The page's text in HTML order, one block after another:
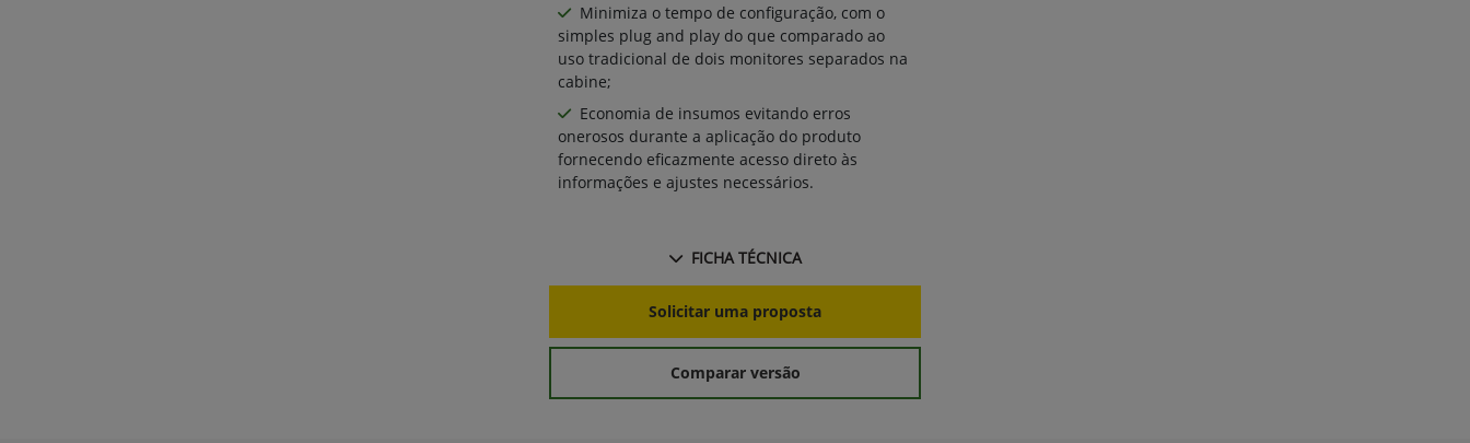
Minimiza o tempo de configuração, com o
simples plug and play do que comparado ao
uso tradicional de dois monitores separados na
cabine;
Economia de insumos evitando erros
onerosos durante a aplicação do produto
fornecendo eficazmente acesso direto às
informações e ajustes necessários.
FICHA TÉCNICA
Solicitar uma proposta
Comparar versão